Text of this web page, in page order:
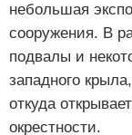
небольшая
сооружения. В
подвалы и
западного
откуда
окрестности.